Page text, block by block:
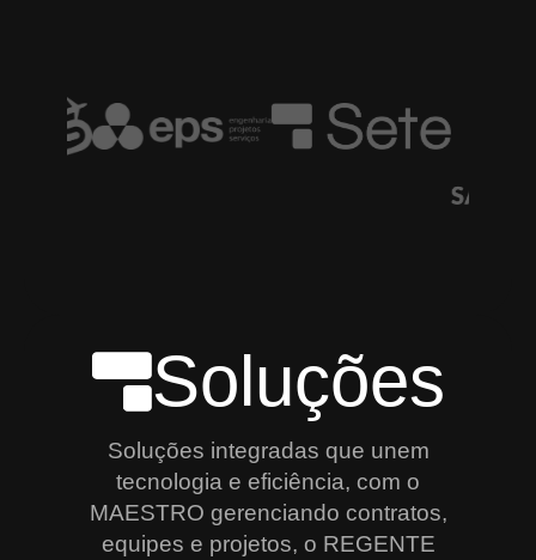
Soluções
Soluções integradas que unem
tecnologia e eficiência, com o
MAESTRO gerenciando contratos,
equipes e projetos, o REGENTE